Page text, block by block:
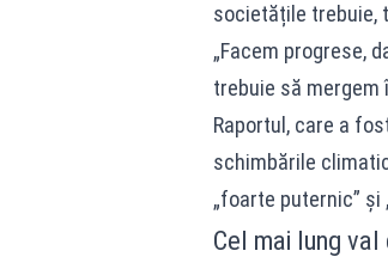
societățile trebuie,
„Facem progrese,
trebuie să mergem
Raportul, care a
schimbările
„foarte puternic”
Cel mai lung